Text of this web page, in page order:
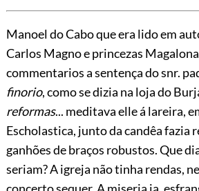
Manoel do Cabo que era lido em
Carlos Magno e princezas
commentarios a sentença do snr.
finorio, como se dizia na loja do
reformas... meditava elle á lareira,
Escholastica, junto da candêa fazia
ganhões de braços robustos. Que
seriam? A igreja não tinha rendas,